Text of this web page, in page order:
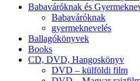
Babaváróknak és
Babaváróknak
gyermeknevelés
Ballagókönyvek
Books
CD, DVD, Hangoskönyv
DVD – külföldi film